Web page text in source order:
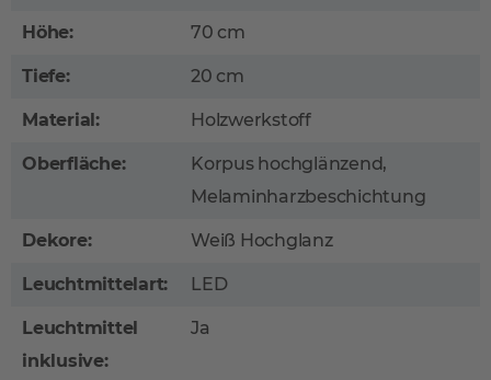
Höhe: 70 cm
Tiefe: 20 cm
Material: Holzwerkstoff
Oberfläche:
Korpus hochglänzend,
Melaminharzbeschichtung
Dekore: Weiß Hochglanz
Leuchtmittelart: LED
Leuchtmittel
inklusive:
Ja